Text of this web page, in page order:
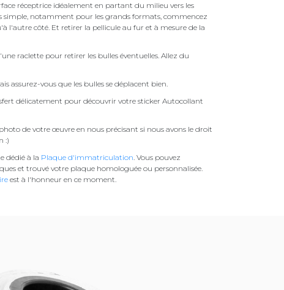
réceptrice idéalement en partant du milieu vers les
simple, notamment pour les grands formats, commencez
l'autre côté. Et retirer la pellicule au fur et à mesure de la
raclette pour retirer les bulles éventuelles. Allez du
assurez-vous que les bulles se déplacent bien.
délicatement pour découvrir votre sticker Autocollant
de votre œuvre en nous précisant si nous avons le droit
:)
dédié à la Plaque d'immatriculation. Vous pouvez
et trouvé votre plaque homologuée ou personnalisée.
est à l'honneur en ce moment.